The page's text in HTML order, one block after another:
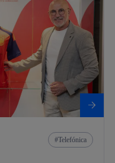
Telefónica